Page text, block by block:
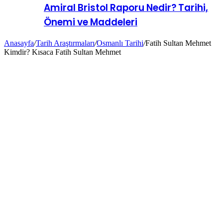
Amiral Bristol Raporu Nedir? Tarihi,
Önemi ve Maddeleri
Anasayfa/Tarih Araştırmaları/Osmanlı Tarihi/Fatih Sultan Mehmet
Kimdir? Kısaca Fatih Sultan Mehmet